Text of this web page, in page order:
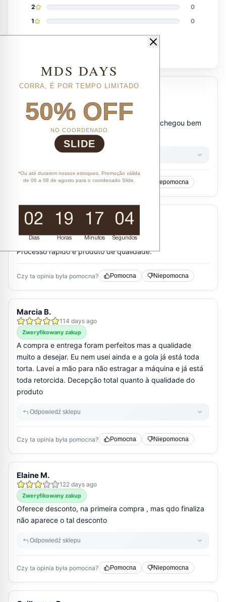
MDS DAYS
CORRA, É POR TEMPO LIMITADO
50% OFF
NO COORDENADO
SLIDE
*Ou até durarem nossos estoques. Promoção válida
de 06 a 08 de agosto para o coordenado Slide.
02
Dias
19
Horas
17
Minutos
04
Segundos